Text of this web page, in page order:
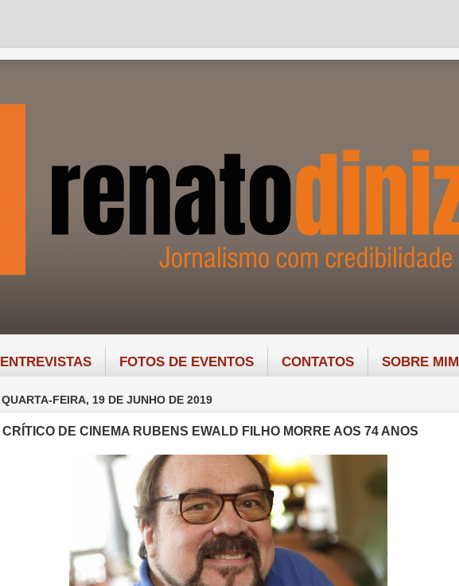
ENTREVISTAS FOTOS DE EVENTOS CONTATOS SOBRE MIM
QUARTA-FEIRA, 19 DE JUNHO DE 2019
CRÍTICO DE CINEMA RUBENS EWALD FILHO MORRE AOS 74 ANOS